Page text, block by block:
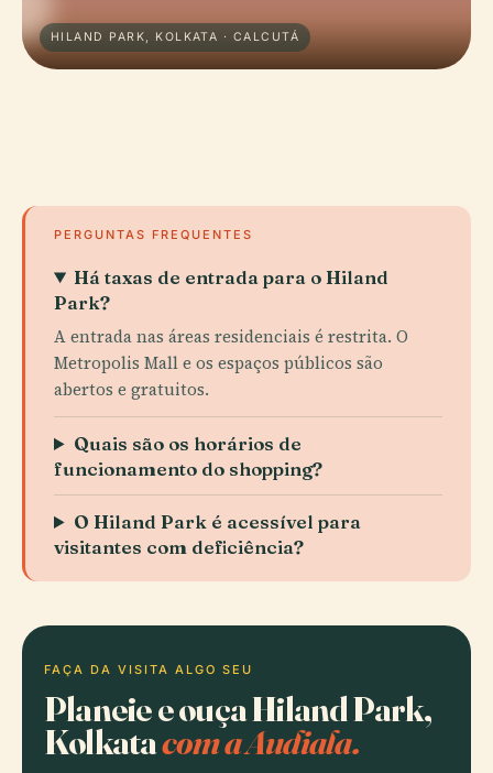
HILAND PARK, KOLKATA · CALCUTÁ
PERGUNTAS FREQUENTES
Há taxas de entrada para o Hiland
Park?
A entrada nas áreas residenciais é restrita. O
Metropolis Mall e os espaços públicos são
abertos e gratuitos.
Quais são os horários de
funcionamento do shopping?
O Hiland Park é acessível para
visitantes com deficiência?
FAÇA DA VISITA ALGO SEU
Planeie e ouça Hiland Park,
Kolkatacom a Audiala.